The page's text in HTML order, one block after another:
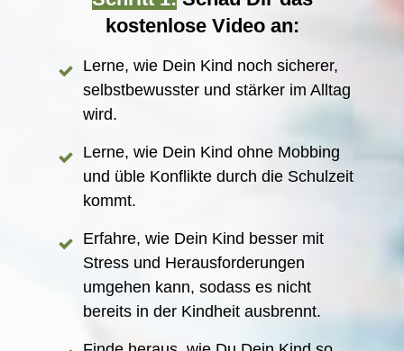
kostenlose Video an:
Lerne, wie Dein Kind noch sicherer,
selbstbewusster und stärker im Alltag
wird.
Lerne, wie Dein Kind ohne Mobbing
und üble Konflikte durch die Schulzeit
kommt.
Erfahre, wie Dein Kind besser mit
Stress und Herausforderungen
umgehen kann, sodass es nicht
bereits in der Kindheit ausbrennt.